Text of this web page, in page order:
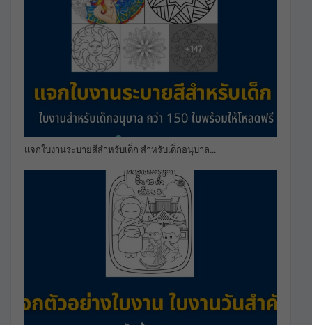
แจกใบงานระบายสีสำหรับเด็ก สำหรับเด็กอนุบาล…